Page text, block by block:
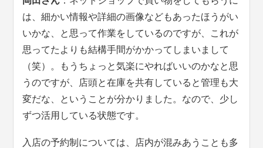
は、細かい情報や詳細の画像などもあったほうがい
いかな、と思って作業をしているのですが、これが
思ってたよりも結構手間がかかってしまいまして
（笑）。もうちょっと気楽にやればいいのかなと思
うのですが、店頭と在庫を共有していると管理も大
変だな、ということが分かりました。なので、少し
ずつ活用している状態です。
入店の予約制については、店内が混みあうことも多